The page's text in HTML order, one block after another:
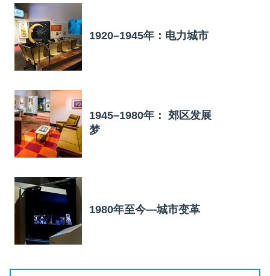
1920–1945年：电力城市
1945–1980年： 郊区发展
梦
1980年至今—城市变革